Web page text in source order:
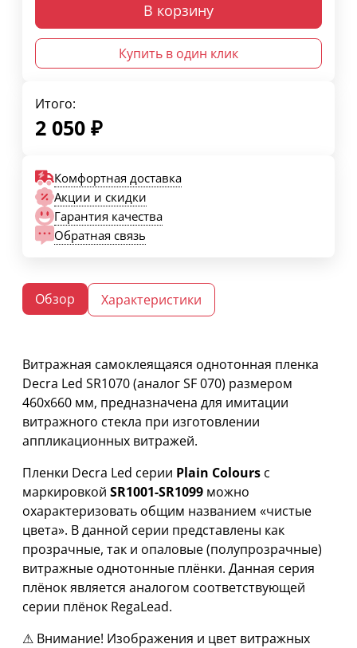
В корзину
Купить в один клик
Итого:
2 050 ₽
Комфортная доставка
Акции и скидки
Гарантия качества
Обратная связь
Обзор Характеристики
Витражная самоклеящаяся однотонная пленка
Decra Led SR1070 (аналог SF 070) размером
460х660 мм, предназначена для имитации
витражного стекла при изготовлении
аппликационных витражей.
Пленки Decra Led серии Plain Colours с
маркировкой SR1001-SR1099 можно
охарактеризовать общим названием «чистые
цвета». В данной серии представлены как
прозрачные, так и опаловые (полупрозрачные)
витражные однотонные плёнки. Данная серия
плёнок является аналогом соответствующей
серии плёнок RegaLead.
⚠ Внимание! Изображения и цвет витражных